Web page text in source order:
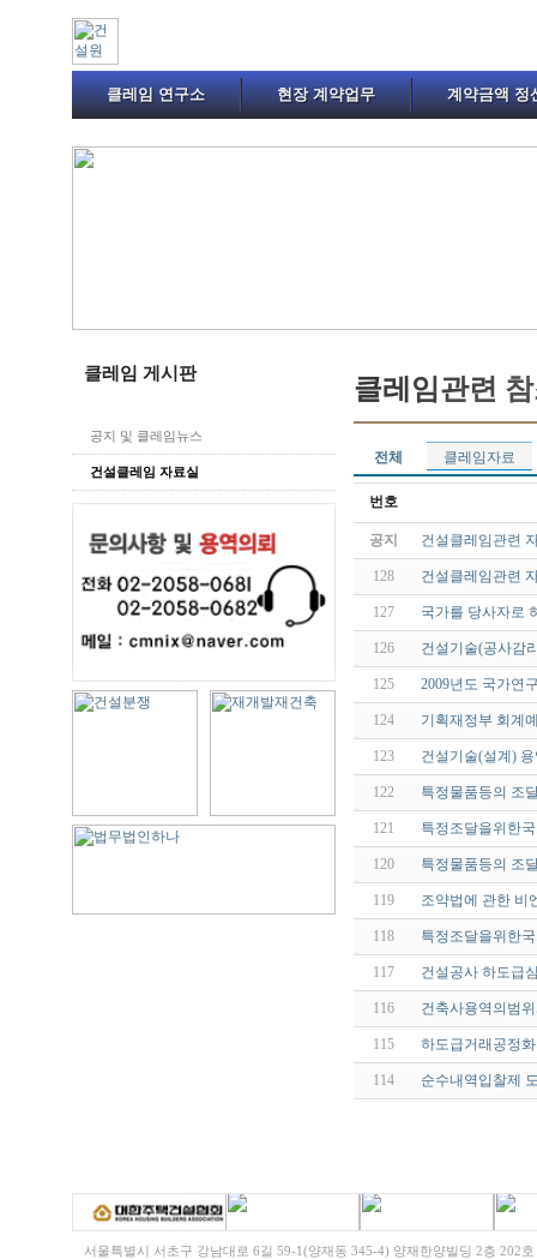
클레임 연구소 현장 계약업무 계약금액 정
클레임 게시판
공지 및 클레임뉴스
건설클레임 자료실
클레 임관련 참
전체 클레임자료
번호
공지 건설클레임관련
128 건설클레임관련
127 국가를 당사자로
126 건설기술(공사감
125 2009년도 국가연
124 기획재정부 회계
123 건설기술(설계)
122 특정물품등의 조
121 특정조달을위한
120 특정물품등의 조
119 조약법에 관한 비
118 특정조달을위한
117 건설공사 하도급
116 건축사용역의범
115 하도급거래공정
114 순수내역입찰제
서울특별시 서초구 강남대로 6길 59-1(양재동 345-4) 양재한양빌딩 2층 202